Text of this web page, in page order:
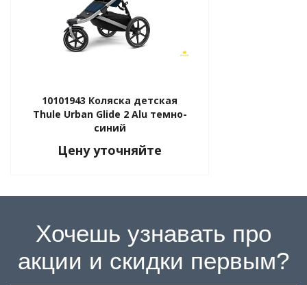
10101943 Коляска детская
Thule Urban Glide 2 Alu темно-
синий
Цену уточняйте
Хочешь узнавать про
акции и скидки первым?